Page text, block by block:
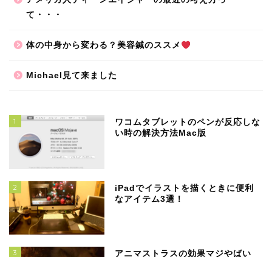
て・・・
体の中身から変わる？美容鍼のススメ
Michael見て来ました
1
ワコムタブレットのペンが反応しな
い時の解決方法Mac版
2
iPadでイラストを描くときに便利
なアイテム3選！
3
アニマストラスの効果マジやばい